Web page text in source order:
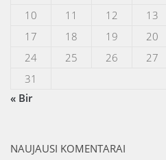
10
11 12 13
17
18 19 20
24
25 26 27
31
« Bir
NAUJAUSI KOMENTARAI